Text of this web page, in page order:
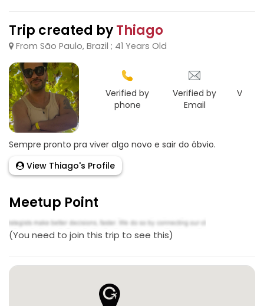
Trip created byThiago
From São Paulo, Brazil ; 41 Years Old
Verified by
phone
Verified by
Email
Sempre pronto pra viver algo novo e sair do óbvio.
View Thiago's Profile
Meetup Point
(You need to join this trip to see this)